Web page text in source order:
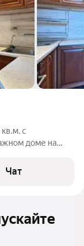
с
доме на
Чат